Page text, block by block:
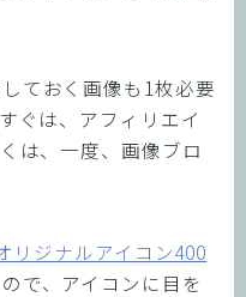
ておく画像も1枚必要
ぐは、アフィリエイ
は、一度、画像ブロ
リジナルアイコン400
で、アイコンに目を